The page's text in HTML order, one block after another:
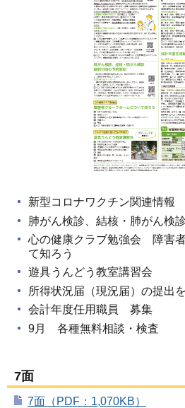
新型コロナワクチン関連情報
肺がん検診、結核・肺がん検
心の健康クラブ勉強会 障害
て知ろう
遊具うんどう教室講習会
所得状況届（現況届）の提出
会計年度任用職員 募集
9月 各種無料相談・検査
7面
7面（PDF：1,070KB）